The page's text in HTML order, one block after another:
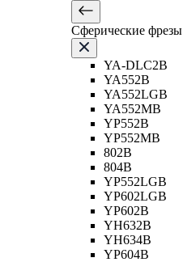
Сферические фрезы
YA-DLC2B
YA552B
YA552LGB
YA552MB
YP552B
YP552MB
802B
804B
YP552LGB
YP602LGB
YP602B
YH632B
YH634B
YP604B